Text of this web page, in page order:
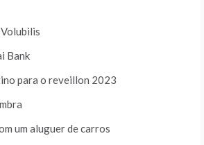
Bank
para o reveillon 2023
um aluguer de carros